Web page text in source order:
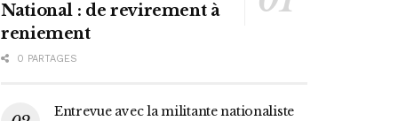
National : de revirement à
reniement
0 PARTAGES
Entrevue avec la militante nationaliste